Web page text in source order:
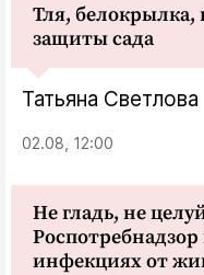
Тля,
защиты сада
Татьяна Светлова
02.08, 12:00
Не гладь, не
инфекциях от